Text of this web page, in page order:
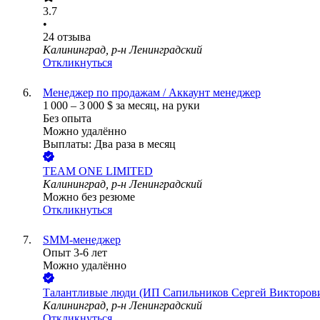
3.7
•
24 отзыва
Калининград, р-н Ленинградский
Откликнуться
Менеджер по продажам / Аккаунт менеджер
1 000 – 3 000 $ за месяц, на руки
Без опыта
Можно удалённо
Выплаты: Два раза в месяц
TEAM ONE LIMITED
Калининград, р-н Ленинградский
Можно без резюме
Откликнуться
SMM-менеджер
Опыт 3-6 лет
Можно удалённо
Талантливые люди (ИП Сапильников Сергей
Калининград, р-н Ленинградский